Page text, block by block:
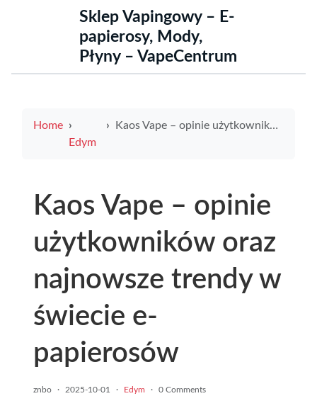
Sklep Vapingowy – E-
papierosy, Mody,
Płyny – VapeCentrum
Home
Edym
Kaos Vape – opinie użytkowników oraz najnowsze trendy w świecie e-papierosów
Kaos Vape – opinie
użytkowników oraz
najnowsze trendy w
świecie e-
papierosów
znbo · 2025-10-01 · Edym · 0 Comments